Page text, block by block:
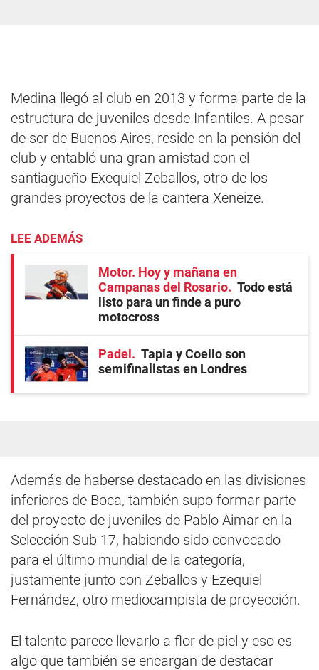
Medina llegó al club en 2013 y forma parte de la
estructura de juveniles desde Infantiles. A pesar
de ser de Buenos Aires, reside en la pensión del
club y entabló una gran amistad con el
santiagueño Exequiel Zeballos, otro de los
grandes proyectos de la cantera Xeneize.
LEE ADEMÁS
Motor. Hoy y mañana en
Campanas del Rosario
Todo está
listo para un finde a puro
motocross
Padel
Tapia y Coello son
semifinalistas en Londres
Además de haberse destacado en las divisiones
inferiores de Boca, también supo formar parte
del proyecto de juveniles de Pablo Aimar en la
Selección Sub 17, habiendo sido convocado
para el último mundial de la categoría,
justamente junto con Zeballos y Ezequiel
Fernández, otro mediocampista de proyección.
El talento parece llevarlo a flor de piel y eso es
algo que también se encargan de destacar